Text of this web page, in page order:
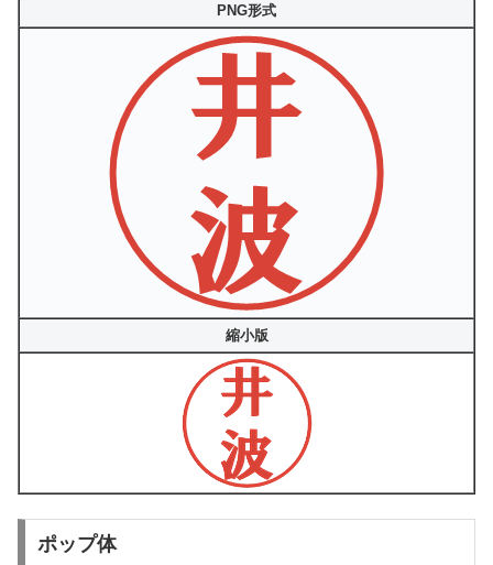
PNG形式
縮小版
ポップ体